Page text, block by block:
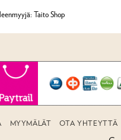
Taito Shop
MYYMÄLÄT OTA YHTEYTTÄ